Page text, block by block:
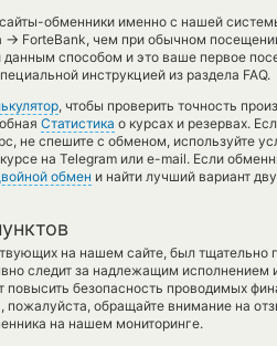
обменники именно с нашей
→ ForteBank, чем при обычном
данным способом и это ваше первое
инструкцией из раздела FAQ.
, чтобы проверить точность
Статистика о курсах и резервах.
не спешите с обменом, используйте
на Telegram или e-mail. Если
обмен и найти лучший вариант
на нашем сайте, был тщательно
следит за надлежащим исполнением
повысить безопасность проводимых
пожалуйста, обращайте внимание на
на нашем мониторинге.